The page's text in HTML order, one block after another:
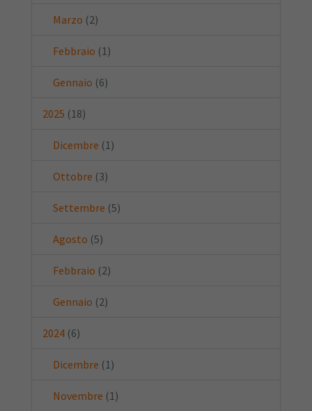
Marzo (2)
Febbraio (1)
Gennaio (6)
2025 (18)
Dicembre (1)
Ottobre (3)
Settembre (5)
Agosto (5)
Febbraio (2)
Gennaio (2)
2024 (6)
Dicembre (1)
Novembre (1)